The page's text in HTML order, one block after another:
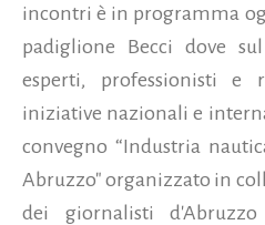
incontri è in programma
padiglione Becci dove
esperti, professionisti
iniziative nazionali e
convegno “Industria
Abruzzo" organizzato in
dei giornalisti